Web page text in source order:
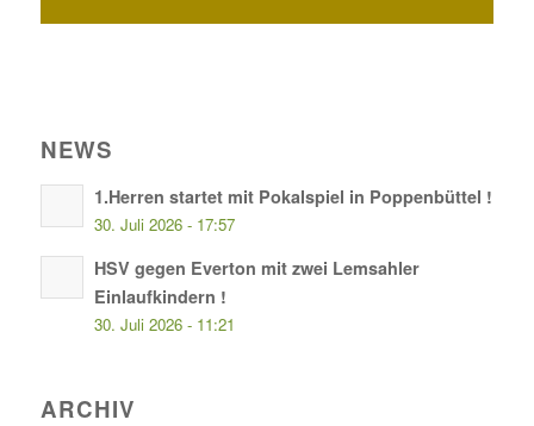
NEWS
1.Herren startet mit Pokalspiel in Poppenbüttel !
30. Juli 2026 - 17:57
HSV gegen Everton mit zwei Lemsahler
Einlaufkindern !
30. Juli 2026 - 11:21
ARCHIV